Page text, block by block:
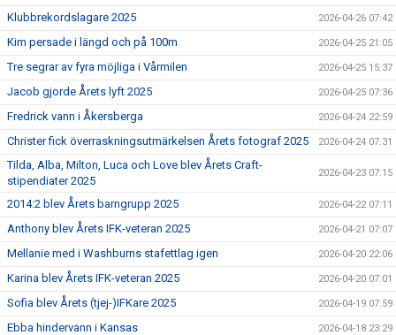
Klubbrekordslagare 2025 2026-04-26 07:42
Kim persade i längd och på 100m 2026-04-25 21:05
Tre segrar av fyra möjliga i Vårmilen 2026-04-25 15:37
Jacob gjorde Årets lyft 2025 2026-04-25 07:36
Fredrick vann i Åkersberga 2026-04-24 22:59
Christer fick överraskningsutmärkelsen Årets fotograf 2025 2026-04-24 07:31
Tilda, Alba, Milton, Luca och Love blev Årets Craft-
stipendiater 2025
2026-04-23 07:15
2014:2 blev Årets barngrupp 2025 2026-04-22 07:11
Anthony blev Årets IFK-veteran 2025 2026-04-21 07:07
Mellanie med i Washburns stafettlag igen 2026-04-20 22:06
Karina blev Årets IFK-veteran 2025 2026-04-20 07:01
Sofia blev Årets (tjej-)IFKare 2025 2026-04-19 07:59
Ebba hindervann i Kansas 2026-04-18 23:29